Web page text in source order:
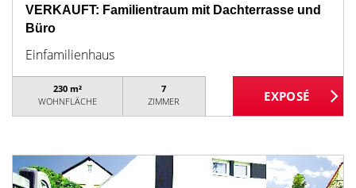
VERKAUFT: Familientraum mit Dachterrasse und
Büro
Einfamilienhaus
230 m²
WOHNFLÄCHE
7
ZIMMER